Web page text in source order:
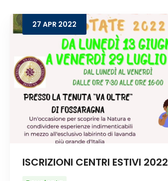
27 APR 2022
ISCRIZIONI CENTRI ESTIVI 2022